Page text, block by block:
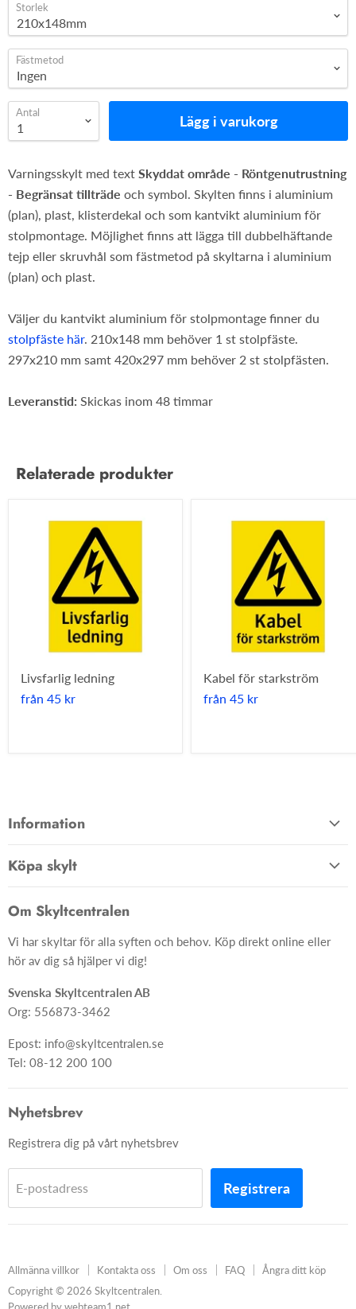
Storlek
Fästmetod
Antal Lägg i varukorg
Varningsskylt med text Skyddat område - Röntgenutrustning
- Begränsat tillträde och symbol. Skylten finns i aluminium
(plan), plast, klisterdekal och som kantvikt aluminium för
stolpmontage. Möjlighet finns att lägga till dubbelhäftande
tejp eller skruvhål som fästmetod på skyltarna i aluminium
(plan) och plast.
Väljer du kantvikt aluminium för stolpmontage finner du
stolpfäste här. 210x148 mm behöver 1 st stolpfäste.
297x210 mm samt 420x297 mm behöver 2 st stolpfästen.
Leveranstid: Skickas inom 48 timmar
Relaterade produkter
Livsfarlig ledning
från 45 kr
Kabel för starkström
från 45 kr
Information
Om oss
Ångra ditt köp
Köpa skylt
Material
Skyltar
Skapa skylt från grunden
Om Skyltcentralen
Vi har skyltar för alla syften och behov. Köp direkt online eller
hör av dig så hjälper vi dig!
Svenska Skyltcentralen AB
Org: 556873-3462
Epost: info@skyltcentralen.se
Tel: 08-12 200 100
Nyhetsbrev
Registrera dig på vårt nyhetsbrev
E-postadress Registrera
Allmänna villkor Kontakta oss Om oss FAQ
Ångra ditt köp
Copyright © 2026 Skyltcentralen.
Powered by webteam1.net